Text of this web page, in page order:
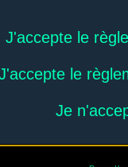
J'accepte le
le
Je